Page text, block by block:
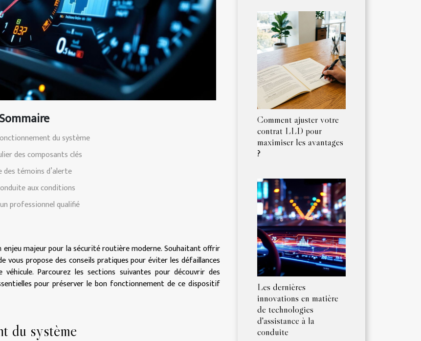
Sommaire
du système
des composants clés
des témoins d’alerte
aux conditions
professionnel qualifié
majeur pour la sécurité routière moderne. Souhaitant offrir
vous propose des conseils pratiques pour éviter les défaillances
Parcourez les sections suivantes pour découvrir des
pour préserver le bon fonctionnement de ce dispositif
du système
Comment ajuster votre
contrat LLD pour
maximiser les avantages
?
Les dernières
innovations en matière
de technologies
d'assistance à la
conduite